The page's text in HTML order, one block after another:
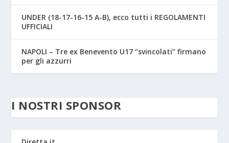
UNDER (18-17-16-15 A-B), ecco tutti i REGOLAMENTI
UFFICIALI
NAPOLI – Tre ex Benevento U17 “svincolati” firmano
per gli azzurri
I NOSTRI SPONSOR